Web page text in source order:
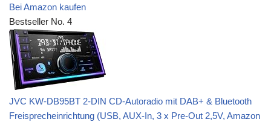
Bei Amazon kaufen
Bestseller No. 4
JVC KW-DB95BT 2-DIN CD-Autoradio mit DAB+ & Bluetooth
Freisprecheinrichtung (USB, AUX-In, 3 x Pre-Out 2,5V, Amazon